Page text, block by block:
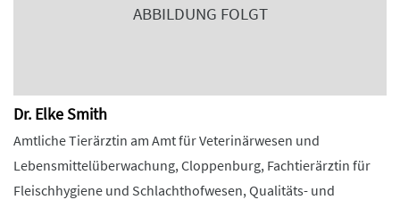
ABBILDUNG FOLGT
Dr. Elke Smith
Amtliche Tierärztin am Amt für Veterinärwesen und
Lebensmittelüberwachung, Cloppenburg, Fachtierärztin für
Fleischhygiene und Schlachthofwesen, Qualitäts- und